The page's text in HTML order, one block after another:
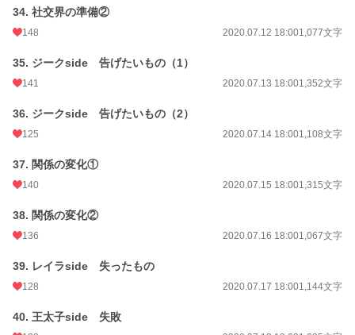
34. 社交界の準備②
148 2020.07.12 18:001,077文字
35. ジークside 告げたいもの（1）
141 2020.07.13 18:001,352文字
36. ジークside 告げたいもの（2）
125 2020.07.14 18:001,108文字
37. 関係の変化①
140 2020.07.15 18:001,315文字
38. 関係の変化②
136 2020.07.16 18:001,067文字
39. レイラside 失ったもの
128 2020.07.17 18:001,144文字
40. 王太子side 失敗